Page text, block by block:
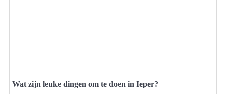
Wat zijn leuke dingen om te doen in Ieper?